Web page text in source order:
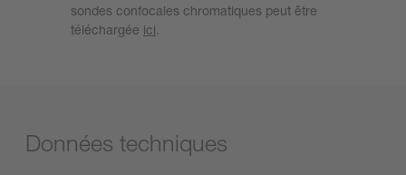
sondes confocales chromatiques peut être
téléchargée ici
Données techniques